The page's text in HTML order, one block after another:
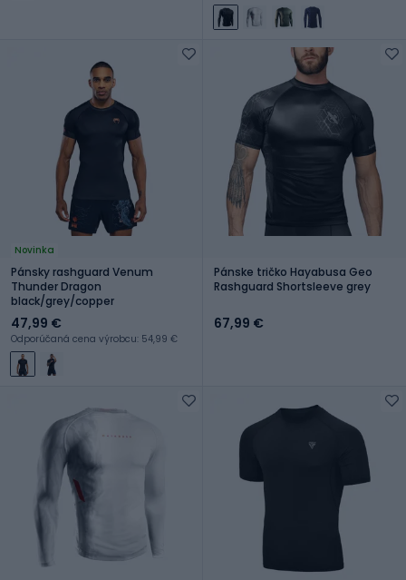
Novinka
Pánsky rashguard Venum
Thunder Dragon
black/grey/copper
47,99 €
Odporúčaná cena výrobcu: 54,99 €
Pánske tričko Hayabusa Geo
Rashguard Shortsleeve grey
67,99 €